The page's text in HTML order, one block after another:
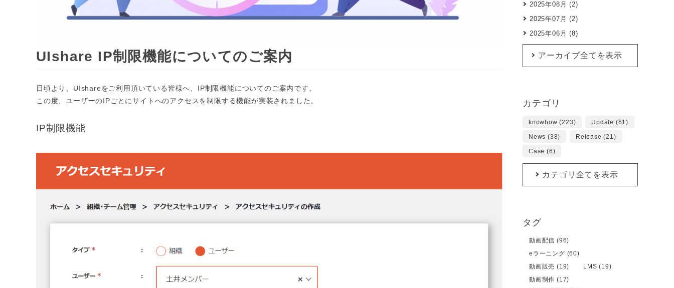
UIshare IP制限機能についてのご案内
日頃より、UIshareをご利用頂いている皆様へ、IP制限機能についてのご案内です。
この度、ユーザーのIPごとにサイトへのアクセスを制限する機能が実装されました。
IP制限機能
2025年08月 (2)
2025年07月 (2)
2025年06月 (8)
アーカイブ全てを表示
カテゴリ
knowhow (223) Update (61)
News (38) Release (21)
Case (6)
カテゴリ全てを表示
タグ
動画配信 (96)
eラーニング (60)
動画販売 (19)
LMS (19)
動画制作 (17)